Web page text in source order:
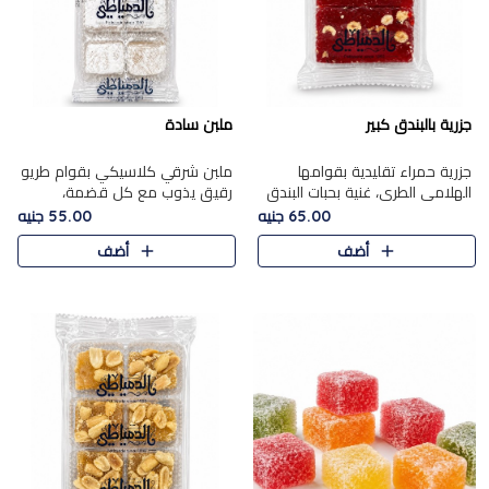
جزرية بالبندق كبير
جزرية حمراء تقليدية بقوامها
الهلامي الطري، غنية بحبات البندق
الفاخرة التي تضيف قرمشة راقية
إلى قوامها الناعم، لتقدم مزيجًا
متوازنًا من النكه..
65.00 جنيه
أضف
ملبن سادة
ملبن شرقي كلاسيكي بقوام طريو
رقيق يذوب مع كل قضمة،
مغطى بطبقة ناعمة من السكر
البودرة ليقدم المذاق الأصيل الذي
ارتبط بحلويات المولد التقليدي..
55.00 جنيه
أضف